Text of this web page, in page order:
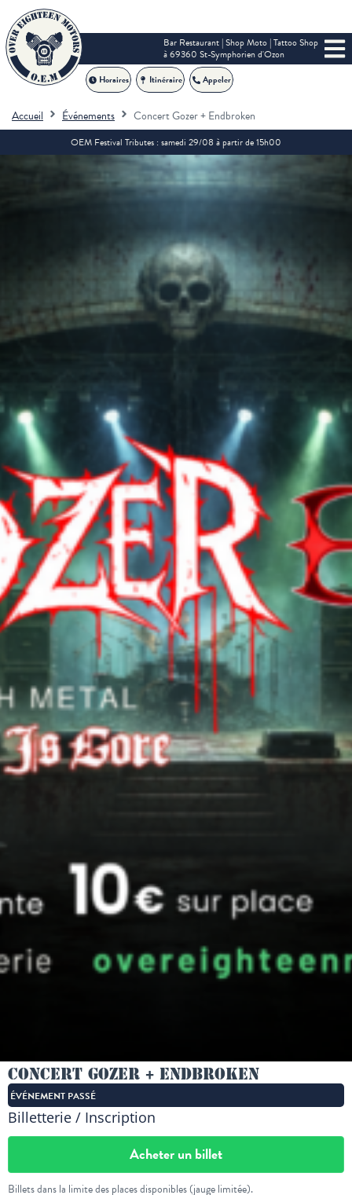
Bar Restaurant | Shop Moto | Tattoo Shop
à 69360 St-Symphorien d'Ozon
Horaires Itinéraire Appeler
Accueil Événements Concert Gozer + Endbroken
OEM Festival Tributes : samedi 29/08 à partir de 15h00
Concert Gozer + Endbroken
ÉVÉNEMENT PASSÉ
Billetterie / Inscription
Acheter un billet
Billets dans la limite des places disponibles (jauge limitée).